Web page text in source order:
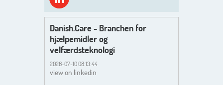
Danish.Care - Branchen for
hjælpemidler og
velfærdsteknologi
2026-07-10 08:13:44
view on linkedin